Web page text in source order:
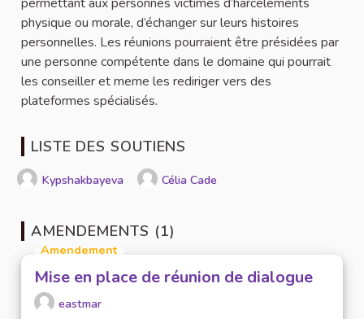
physique ou morale, d’échanger sur leurs histoires
personnelles. Les réunions pourraient être présidées par
une personne compétente dans le domaine qui pourrait
les conseiller et meme les rediriger vers des
plateformes spécialisés.
LISTE DES SOUTIENS
Kypshakbayeva Célia Cade
AMENDEMENTS (1)
Amendement
Mise en place de réunion de dialogue
eastmar